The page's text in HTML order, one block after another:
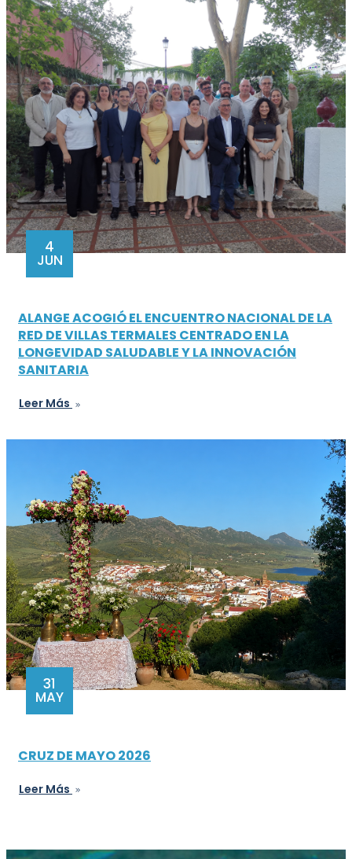
4
JUN
ALANGE ACOGIÓ EL ENCUENTRO NACIONAL DE LA
RED DE VILLAS TERMALES CENTRADO EN LA
LONGEVIDAD SALUDABLE Y LA INNOVACIÓN
SANITARIA
Leer Más
31
MAY
CRUZ DE MAYO 2026
Leer Más